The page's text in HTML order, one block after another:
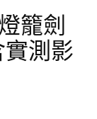
籠劍
測影